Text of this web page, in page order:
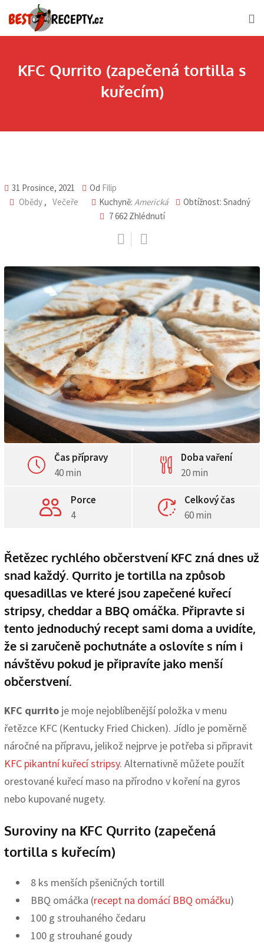
to
KFC Qurrito (zapečená tortilla s
kuřecím)
31 Prosince, 2021 Od Filip
Obědy , Večeře Kuchyně: Americká
Obtížnost: Snadný
7 662 Zhlédnutí
Čas přípravy
40 min
Doba vaření
20 min
Porce
4
Celkový čas
60 min
Řetězec rychlého občerstvení KFC zná dnes už
snad každý. Qurrito je tortilla na způsob
quesadillas ve které jsou zapečené kuřecí
stripsy, cheddar a BBQ omáčka. Připravte si
tento jednoduchý recept sami doma a uvidíte,
že si zaručeně pochutnáte a oslovíte s ním i
návštěvu pokud je připravíte jako menší
občerstvení.
KFC qurrito je moje nejoblíbenější položka v menu
řetězce KFC (Kentucky Fried Chicken). Jídlo je poměrně
náročné na přípravu, jelikož nejprve je potřeba si připravit
KFC pikantní kuřecí stripsy. Alternativně můžete použít
orestované kuřecí maso na přírodno v koření na gyros
nebo kupované nugety.
Suroviny na KFC Qurrito (zapečená
tortilla s kuřecím)
8 ks menších pšeničných tortill
BBQ omáčka (recept na domácí BBQ omáčku)
100 g strouhaného čedaru
100 g strouhané goudy